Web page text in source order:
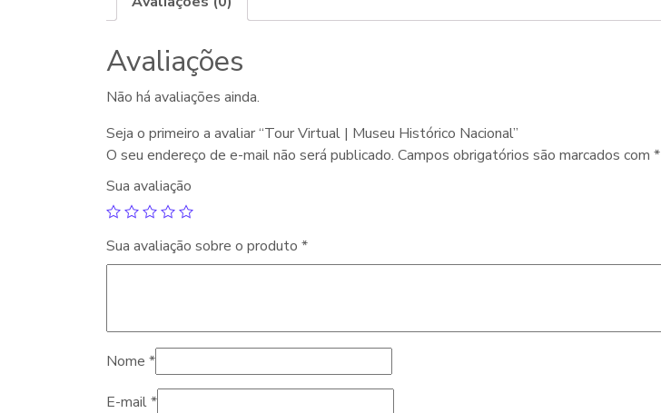
Avaliações
Não há avaliações ainda.
Seja o primeiro a avaliar “Tour Virtual | Museu Histórico Nacional”
O seu endereço de e-mail não será publicado. Campos obrigatórios são marcados com *
Sua avaliação
Sua avaliação sobre o produto *
Nome *
E-mail*